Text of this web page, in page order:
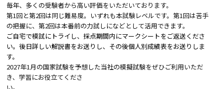
毎年、多くの受験者から高い評価をいただいております。
第1回と第2回は同じ難易度。いずれも本試験レベルです。第1回は苦手
の把握に、第2回は本番前の力試しになどとして活用できます。
ご自宅で模試にトライし、採点期間内にマークシートをご返送くださ
い。後日詳しい解説書をお送りし、その後個人別成績表をお送りしま
す。
2027年1月の国家試験を予想した当社の模擬試験をぜひご利用いただ
き、学習にお役立てくださ